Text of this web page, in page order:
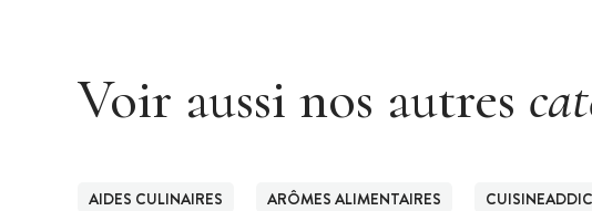
Voir aussi nos autres
AIDES CULINAIRES ARÔMES ALIMENTAIRES